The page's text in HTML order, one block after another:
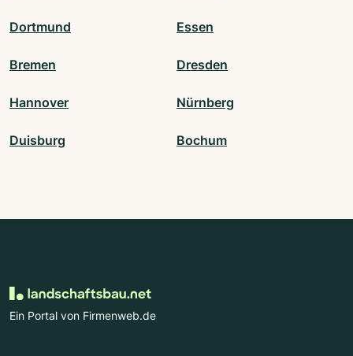
Dortmund Essen
Bremen Dresden
Hannover Nürnberg
Duisburg Bochum
Ein Portal von Firmenweb.de